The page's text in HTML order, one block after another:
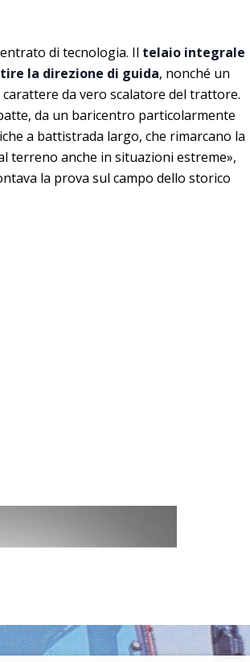
di tecnologia. Il telaio integrale
la direzione di guida, nonché un
da vero scalatore del trattore.
da un baricentro particolarmente
a battistrada largo, che rimarcano la
terreno anche in situazioni estreme»,
la prova sul campo dello storico